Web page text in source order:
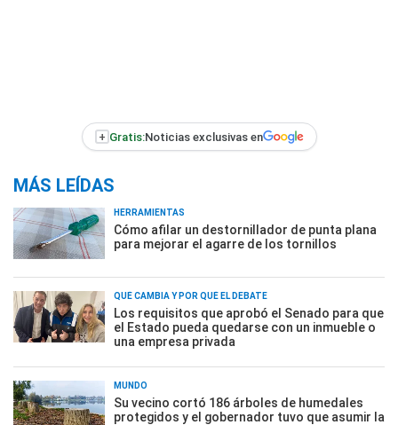
+ Gratis:Noticias exclusivas en
MÁS LEÍDAS
HERRAMIENTAS
Cómo afilar un destornillador de punta plana
para mejorar el agarre de los tornillos
QUÉ CAMBIA Y POR QUÉ EL DEBATE
Los requisitos que aprobó el Senado para que
el Estado pueda quedarse con un inmueble o
una empresa privada
MUNDO
Su vecino cortó 186 árboles de humedales
protegidos y el gobernador tuvo que asumir la